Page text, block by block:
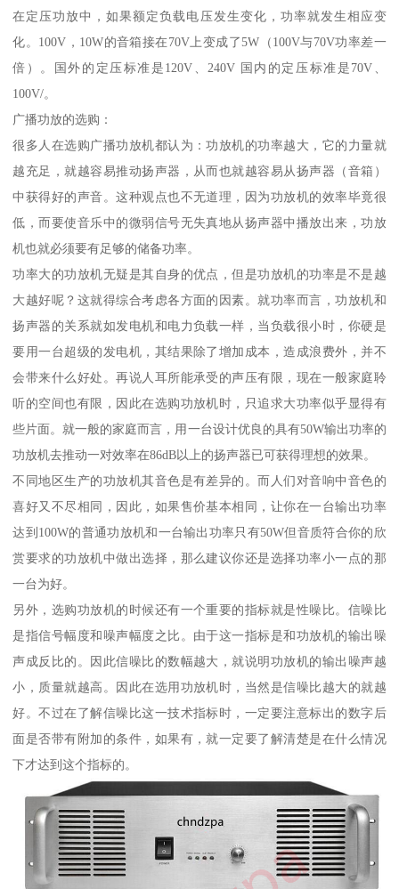
在定压功放中，如果额定负载电压发生变化，功率就发生相应变
化。100V，10W的音箱接在70V上变成了5W（100V与70V功率差一
倍）。国外的定压标准是120V、240V 国内的定压标准是70V、
100V/。
广播功放的选购：
很多人在选购广播功放机都认为：功放机的功率越大，它的力量就
越充足，就越容易推动扬声器，从而也就越容易从扬声器（音箱）
中获得好的声音。这种观点也不无道理，因为功放机的效率毕竟很
低，而要使音乐中的微弱信号无失真地从扬声器中播放出来，功放
机也就必须要有足够的储备功率。
功率大的功放机无疑是其自身的优点，但是功放机的功率是不是越
大越好呢？这就得综合考虑各方面的因素。就功率而言，功放机和
扬声器的关系就如发电机和电力负载一样，当负载很小时，你硬是
要用一台超级的发电机，其结果除了增加成本，造成浪费外，并不
会带来什么好处。再说人耳所能承受的声压有限，现在一般家庭聆
听的空间也有限，因此在选购功放机时，只追求大功率似乎显得有
些片面。就一般的家庭而言，用一台设计优良的具有50W输出功率的
功放机去推动一对效率在86dB以上的扬声器已可获得理想的效果。
不同地区生产的功放机其音色是有差异的。而人们对音响中音色的
喜好又不尽相同，因此，如果售价基本相同，让你在一台输出功率
达到100W的普通功放机和一台输出功率只有50W但音质符合你的欣
赏要求的功放机中做出选择，那么建议你还是选择功率小一点的那
一台为好。
另外，选购功放机的时候还有一个重要的指标就是性噪比。信噪比
是指信号幅度和噪声幅度之比。由于这一指标是和功放机的输出噪
声成反比的。因此信噪比的数幅越大，就说明功放机的输出噪声越
小，质量就越高。因此在选用功放机时，当然是信噪比越大的就越
好。不过在了解信噪比这一技术指标时，一定要注意标出的数字后
面是否带有附加的条件，如果有，就一定要了解清楚是在什么情况
下才达到这个指标的。